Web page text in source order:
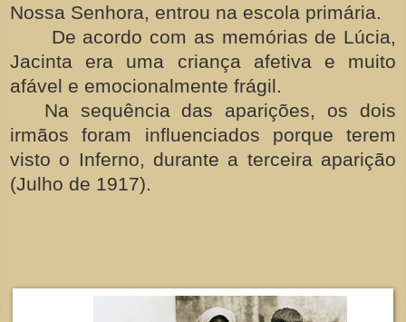
Nossa Senhora, entrou na escola primária.
De acordo com as memórias de Lúcia,
Jacinta era uma criança afetiva e muito
afável e emocionalmente frágil.
Na sequência das aparições, os dois
irmãos foram influenciados porque terem
visto o Inferno, durante a terceira aparição
(Julho de 1917).